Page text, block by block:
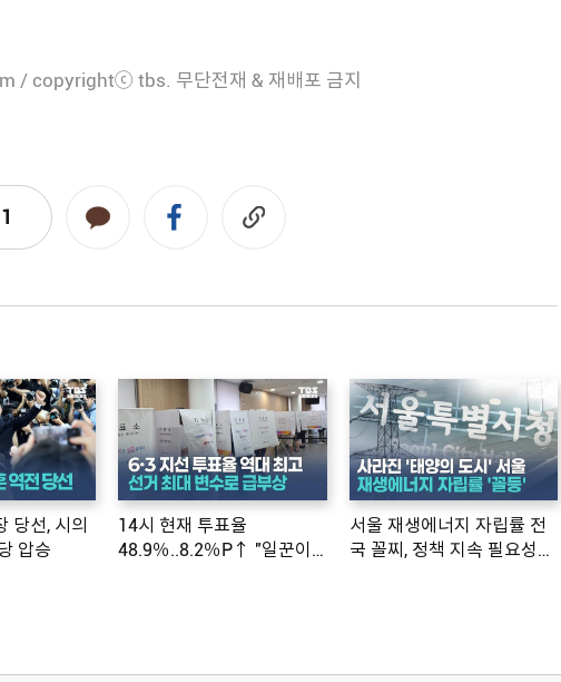
/ copyrightⓒ tbs. 무단전재 & 재배포 금지
1
당선, 시의
압승
14시 현재 투표율
48.9％..8.2％P↑ "일꾼이
서울 재생에너지 자립률 전
국 꼴찌, 정책 지속 필요성